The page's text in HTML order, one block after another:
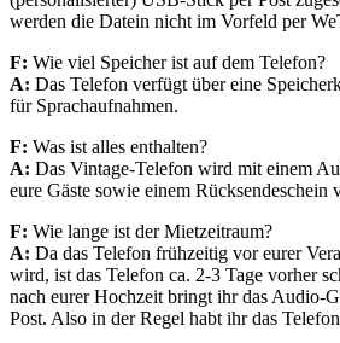
werden die Datein nicht im Vorfeld per
F: Wie viel Speicherist auf dem Telefon?
A: Das Telefon verfügtüber eine Speicher
für Sprachaufnahmen.
F: Was ist alles enthalten?
A: Das Vintage-Telefon wird miteinem
eure Gäste sowie einem Rücksendeschein
F: Wie lange ist derMietzeitraum?
A: Da das Telefon frühzeitig vor eurer
wird, ist das Telefon ca. 2-3 Tage vorher
nach eurer Hochzeit bringt ihr das Audio-
Post. Also in der Regel habt ihr das